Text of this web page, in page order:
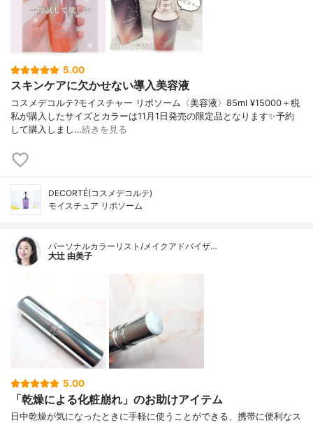
5.00
スキンケアに欠かせない導入美容液
コスメデコルテ?モイスチャー リポソーム〈美容液〉85ml ¥15000＋税
私が購入したサイズとカラーは11月1日発売の限定品となります✨予約
して購入しまし…続きを見る
DECORTÉ(コスメデコルテ)
モイスチュア リポソーム
パーソナルカラーリスト/メイクアドバイザ…
大辻 由美子
5.00
「乾燥による化粧崩れ」のお助けアイテム
日中乾燥が気になったときに手軽に使うことができる、携帯に便利なス